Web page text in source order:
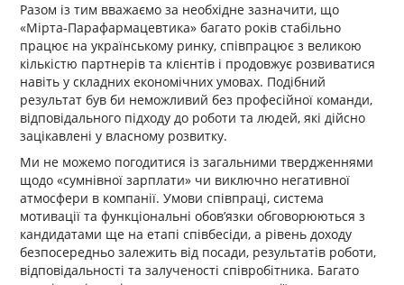
Разом із тим вважаємо за необхідне зазначити, що
«Мірта-Парафармацевтика» багато років стабільно
працює на українському ринку, співпрацює з великою
кількістю партнерів та клієнтів і продовжує розвиватися
навіть у складних економічних умовах. Подібний
результат був би неможливий без професійної команди,
відповідального підходу до роботи та людей, які дійсно
зацікавлені у власному розвитку.
Ми не можемо погодитися із загальними твердженнями
щодо «сумнівної зарплати» чи виключно негативної
атмосфери в компанії. Умови співпраці, система
мотивації та функціональні обов’язки обговорюються з
кандидатами ще на етапі співбесіди, а рівень доходу
безпосередньо залежить від посади, результатів роботи,
відповідальності та залученості співробітника. Багато